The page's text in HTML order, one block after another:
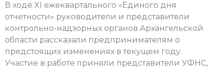
В ходе XI ежеквартального «Единого дня
отчетности» руководители и представители
контрольно-надзорных органов Архангельской
области рассказали предпринимателям о
предстоящих изменениях в текущем году.
Участие в работе приняли представители УФНС,